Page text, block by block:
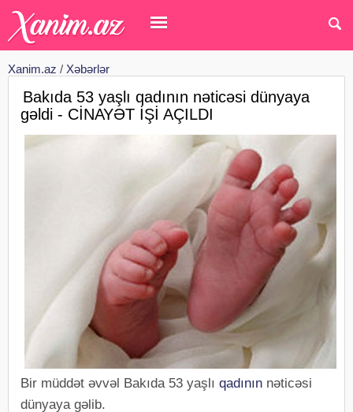
Xanim.az / Xəbərlər
Bakıda 53 yaşlı qadının nəticəsi dünyaya
gəldi - CİNAYƏT İŞİ AÇILDI
Bir müddət əvvəl Bakıda 53 yaşlı qadının nəticəsi
dünyaya gəlib.